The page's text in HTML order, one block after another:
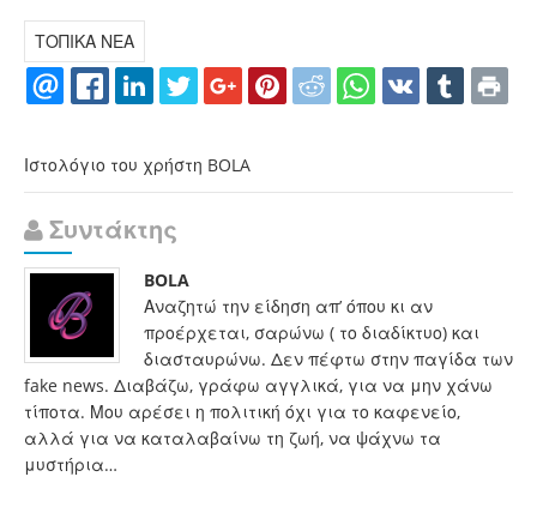
ΤΟΠΙΚΑ ΝΕΑ
Ιστολόγιο του χρήστη BOLA
Συντάκτης
BOLA
Αναζητώ την είδηση απ’ όπου κι αν
προέρχεται, σαρώνω ( το διαδίκτυο) και
διασταυρώνω. Δεν πέφτω στην παγίδα των
fake news. Διαβάζω, γράφω αγγλικά, για να μην χάνω
τίποτα. Μου αρέσει η πολιτική όχι για το καφενείο,
αλλά για να καταλαβαίνω τη ζωή, να ψάχνω τα
μυστήρια…